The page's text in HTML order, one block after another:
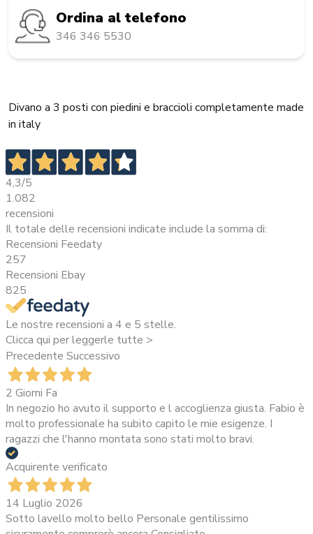
Ordina al telefono
346 346 5530
Divano a 3 posti con piedini e braccioli completamente made
in italy
4,3/5
1.082
recensioni
Il totale delle recensioni indicate include la somma di:
Recensioni Feedaty
257
Recensioni Ebay
825
Le nostre recensioni a 4 e 5 stelle.
Clicca qui per leggerle tutte >
Precedente Successivo
2 Giorni Fa
In negozio ho avuto il supporto e l accoglienza giusta. Fabio è
molto professionale ha subito capito le mie esigenze. I
ragazzi che l'hanno montata sono stati molto bravi.
Acquirente verificato
14 Luglio 2026
Sotto lavello molto bello Personale gentilissimo